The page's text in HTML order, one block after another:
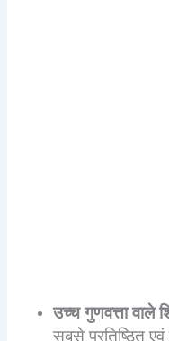
उच्च गुणवत्ता वाले
सबसे प्रतिष्ठित